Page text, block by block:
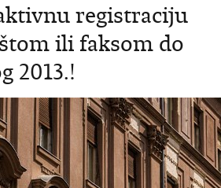
registraciju
ili faksom do
2013.!